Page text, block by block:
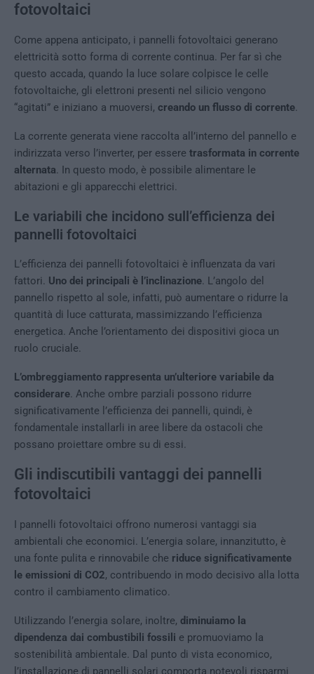
fotovoltaici
Come appena anticipato, i pannelli fotovoltaici generano
elettricità sotto forma di corrente continua. Per far sì che
questo accada, quando la luce solare colpisce le celle
fotovoltaiche, gli elettroni presenti nel silicio vengono
“agitati” e iniziano a muoversi, creando un flusso di corrente.
La corrente generata viene raccolta all’interno del pannello e
indirizzata verso l’inverter, per essere trasformata in corrente
alternata. In questo modo, è possibile alimentare le
abitazioni e gli apparecchi elettrici.
Le variabili che incidono sull’efficienza dei
pannelli fotovoltaici
L’efficienza dei pannelli fotovoltaici è influenzata da vari
fattori. Uno dei principali è l’inclinazione. L’angolo del
pannello rispetto al sole, infatti, può aumentare o ridurre la
quantità di luce catturata, massimizzando l’efficienza
energetica. Anche l’orientamento dei dispositivi gioca un
ruolo cruciale.
L’ombreggiamento rappresenta un’ulteriore variabile da
considerare. Anche ombre parziali possono ridurre
significativamente l’efficienza dei pannelli, quindi, è
fondamentale installarli in aree libere da ostacoli che
possano proiettare ombre su di essi.
Gli indiscutibili vantaggi dei pannelli
fotovoltaici
I pannelli fotovoltaici offrono numerosi vantaggi sia
ambientali che economici. L’energia solare, innanzitutto, è
una fonte pulita e rinnovabile che riduce significativamente
le emissioni di CO2, contribuendo in modo decisivo alla lotta
contro il cambiamento climatico.
Utilizzando l’energia solare, inoltre, diminuiamo la
dipendenza dai combustibili fossili e promuoviamo la
sostenibilità ambientale. Dal punto di vista economico,
l’installazione di pannelli solari comporta notevoli risparmi